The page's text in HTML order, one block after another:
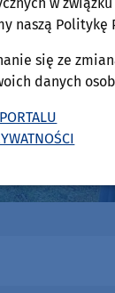
naszą
się ze
danych